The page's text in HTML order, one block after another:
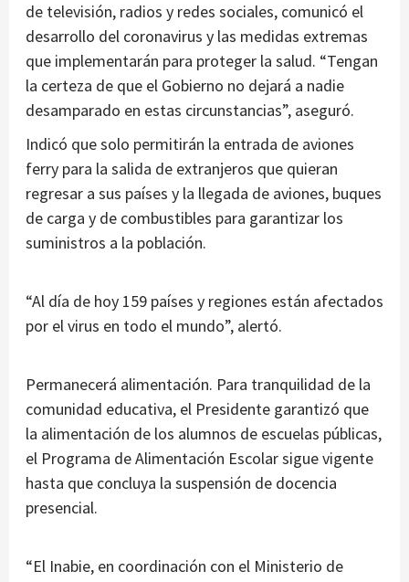
de televisión, radios y redes sociales, comunicó el
desarrollo del coronavirus y las medidas extremas
que implementarán para proteger la salud. “Tengan
la certeza de que el Gobierno no dejará a nadie
desamparado en estas circunstancias”, aseguró.
Indicó que solo permitirán la entrada de aviones
ferry para la salida de extranjeros que quieran
regresar a sus países y la llegada de aviones, buques
de carga y de combustibles para garantizar los
suministros a la población.
“Al día de hoy 159 países y regiones están afectados
por el virus en todo el mundo”, alertó.
Permanecerá alimentación. Para tranquilidad de la
comunidad educativa, el Presidente garantizó que
la alimentación de los alumnos de escuelas públicas,
el Programa de Alimentación Escolar sigue vigente
hasta que concluya la suspensión de docencia
presencial.
“El Inabie, en coordinación con el Ministerio de